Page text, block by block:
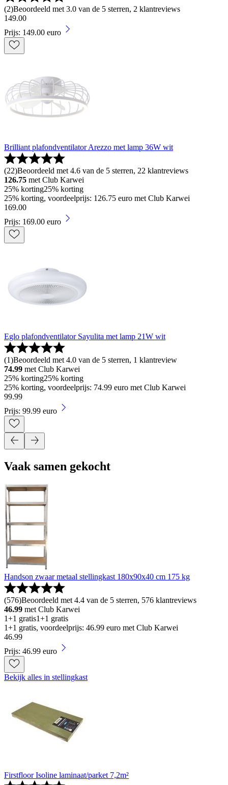
(2)Beoordeeld met 3.0 van de 5 sterren, 2 klantreviews
149.00
Prijs: 149.00 euro
Brilliant plafondventilator Arezzo met lamp 36W wit
(22)Beoordeeld met 4.6 van de 5 sterren, 22 klantreviews
126.75 met Club Karwei
25% korting25% korting
25% korting, voordeelprijs: 126.75 euro met Club Karwei
169.00
Prijs: 169.00 euro
Eglo plafondventilator Sayulita met lamp 21W wit
(1)Beoordeeld met 4.0 van de 5 sterren, 1 klantreview
74.99 met Club Karwei
25% korting25% korting
25% korting, voordeelprijs: 74.99 euro met Club Karwei
99.99
Prijs: 99.99 euro
Vaak samen gekocht
Handson zwaar metaal stellingkast 180x90x40 cm 175 kg
(576)Beoordeeld met 4.4 van de 5 sterren, 576 klantreviews
46.99 met Club Karwei
1+1 gratis1+1 gratis
1+1 gratis, voordeelprijs: 46.99 euro met Club Karwei
46.99
Prijs: 46.99 euro
Bekijk alles in stellingkast
Firstfloor Isoline laminaat/parket 7,2m²